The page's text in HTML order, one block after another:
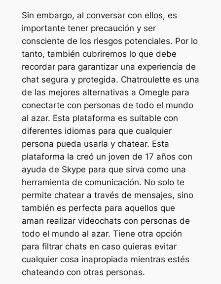
Sin embargo, al conversar con ellos, es
importante tener precaución y ser
consciente de los riesgos potenciales. Por lo
tanto, también cubriremos lo que debe
recordar para garantizar una experiencia de
chat segura y protegida. Chatroulette es una
de las mejores alternativas a Omegle para
conectarte con personas de todo el mundo
al azar. Esta plataforma es suitable con
diferentes idiomas para que cualquier
persona pueda usarla y chatear. Esta
plataforma la creó un joven de 17 años con
ayuda de Skype para que sirva como una
herramienta de comunicación. No solo te
permite chatear a través de mensajes, sino
también es perfecta para aquellos que
aman realizar videochats con personas de
todo el mundo al azar. Tiene otra opción
para filtrar chats en caso quieras evitar
cualquier cosa inapropiada mientras estés
chateando con otras personas.